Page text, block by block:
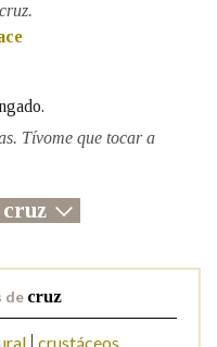
Tívome que tocar a
cruz
de cruz
crustáceos